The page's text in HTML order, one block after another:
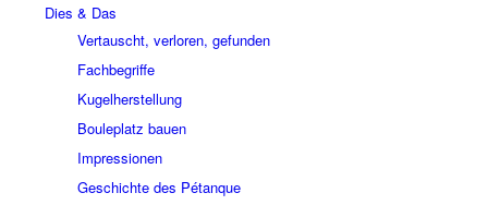
Dies & Das
Vertauscht, verloren, gefunden
Fachbegriffe
Kugelherstellung
Bouleplatz bauen
Impressionen
Geschichte des Pétanque